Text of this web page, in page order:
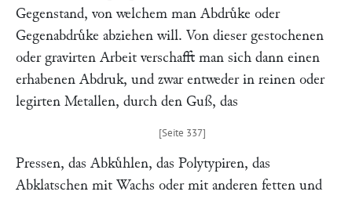
Gegenstand, von welchem man Abdruͤke oder
Gegenabdruͤke abziehen will. Von dieser gestochenen
oder gravirten Arbeit verschafft man sich dann einen
erhabenen Abdruk, und zwar entweder in reinen oder
legirten Metallen, durch den Guß, das
Pressen, das Abkuͤhlen, das Polytypiren, das
Abklatschen mit Wachs oder mit anderen fetten und